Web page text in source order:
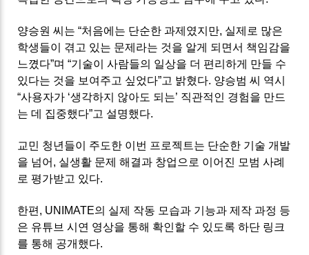
양승원 씨는 “처음에는 단순한 과제였지만, 실제로 많은
학생들이 겪고 있는 문제라는 것을 알게 되면서 책임감을
느꼈다”며 “기술이 사람들의 일상을 더 편리하게 만들 수
있다는 것을 보여주고 싶었다”고 밝혔다. 양승범 씨 역시
“사용자가 ‘생각하지 않아도 되는’ 직관적인 경험을 만드
는 데 집중했다”고 설명했다.
교민 청년들이 주도한 이번 프로젝트는 단순한 기술 개발
을 넘어, 실생활 문제 해결과 창업으로 이어진 모범 사례
로 평가받고 있다.
한편, UNIMATE의 실제 작동 모습과 기능과 제작 과정 등
은 유튜브 시연 영상을 통해 확인할 수 있도록 하단 링크
를 통해 공개했다.